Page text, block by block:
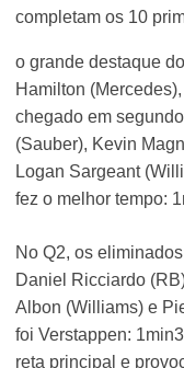
completam os 10
o grande destaque
Hamilton
chegado em
(Sauber), Kevin
Logan Sargeant
fez o melhor tempo:
No Q2, os
Daniel Ricciardo
Albon (Williams) e
foi Verstappen:
reta principal e